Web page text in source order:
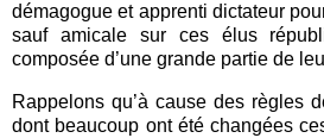
démagogue et apprenti dictateur
sauf amicale sur ces élus
composée d’une grande partie de
Rappelons qu’à cause des règles
dont beaucoup ont été changées